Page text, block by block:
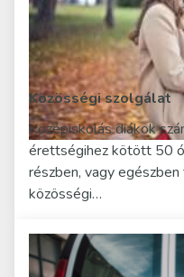
Közösségi szolgálat
Középiskolás diákok
érettségihez kötött 50
részben, vagy
közösségi…